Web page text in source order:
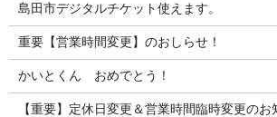
島田市デジタルチケット使えます。
重要【営業時間変更】のおしらせ！
かいとくん おめでとう！
【重要】定休日変更＆営業時間臨時変更のお